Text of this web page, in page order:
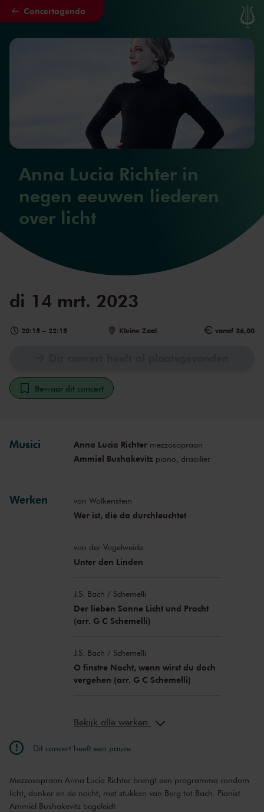
Naar hoofdcontent
Concertagenda
Anna Lucia Richter in
negen eeuwen liederen
over licht
di 14 mrt. 2023
20:15 – 22:15 Kleine Zaal vanaf 36,00
Bewaar dit concert
Musici Anna Lucia Richtermezzosopraan
Ammiel Bushakevitz piano, draailier
Werken von Wolkenstein
Wer ist, die da durchleuchtet
von der Vogelweide
Unter den Linden
J.S. Bach / Schemelli
Der lieben Sonne Licht und Pracht
(arr. G C Schemelli)
J.S. Bach / Schemelli
O finstre Nacht, wenn wirst du doch
vergehen (arr. G C Schemelli)
Bekijk alle werken
Dit concert heeft een pauze
Mezzosopraan Anna Lucia Richter brengt een programma rondom
licht, donker en de nacht, met stukken van Berg tot Bach. Pianist
Ammiel Bushakevitz begeleidt.